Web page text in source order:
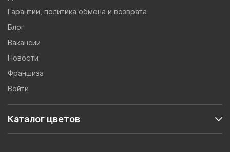
Гарантии, политика обмена и возврата
Блог
Вакансии
Новости
Франшиза
Войти
Каталог цветов